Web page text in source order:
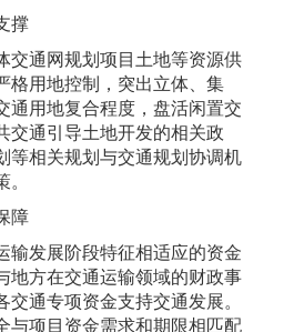
撑
通网规划项目土地等资源供
格用地控制，突出立体、集
通用地复合程度，盘活闲置交
交通引导土地开发的相关政
等相关规划与交通规划协调机
障
发展阶段特征相适应的资金
地方在交通运输领域的财政事
通专项资金支持交通发展。
与项目资金需求和期限相匹配